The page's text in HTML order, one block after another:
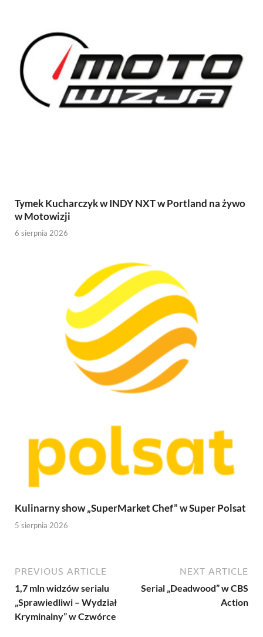
Tymek Kucharczyk w INDY NXT w Portland na żywo
w Motowizji
6 sierpnia 2026
Kulinarny show „SuperMarket Chef” w Super Polsat
5 sierpnia 2026
PREVIOUS ARTICLE
1,7 mln widzów serialu
„Sprawiedliwi – Wydział
Kryminalny” w Czwórce
NEXT ARTICLE
Serial „Deadwood” w CBS
Action